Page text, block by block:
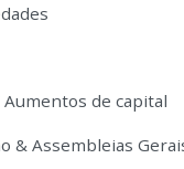
de capital
& Assembleias